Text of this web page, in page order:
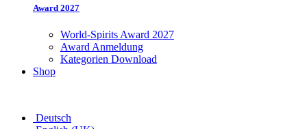
Award 2027
World-Spirits Award 2027
Award Anmeldung
Kategorien Download
Shop
Deutsch